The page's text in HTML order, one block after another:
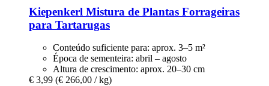
Kiepenkerl Mistura de Plantas Forrageiras
para Tartarugas
Conteúdo suficiente para: aprox. 3–5 m²
Época de sementeira: abril – agosto
Altura de crescimento: aprox. 20–30 cm
€ 3,99 (€ 266,00 / kg)